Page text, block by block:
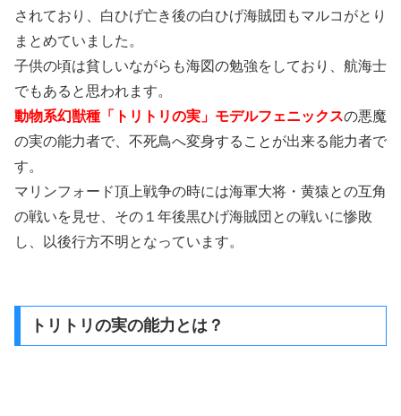
されており、白ひげ亡き後の白ひげ海賊団もマルコがとり
まとめていました。
子供の頃は貧しいながらも海図の勉強をしており、航海士
でもあると思われます。
動物系幻獣種「トリトリの実」モデルフェニックスの悪魔
の実の能力者で、不死鳥へ変身することが出来る能力者で
す。
マリンフォード頂上戦争の時には海軍大将・黄猿との互角
の戦いを見せ、その１年後黒ひげ海賊団との戦いに惨敗
し、以後行方不明となっています。
トリトリの実の能力とは？